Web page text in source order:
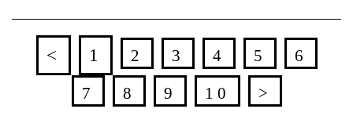
< 1 2 3 4 5
6
7
8 9 10 >